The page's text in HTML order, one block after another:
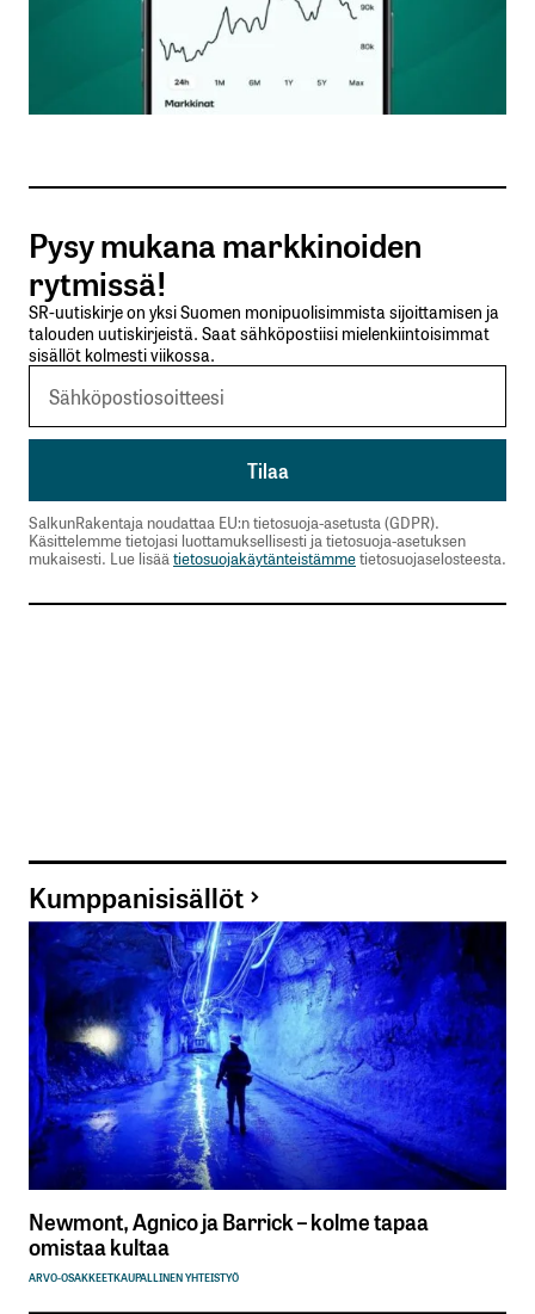
Nimesi tai nimimerkkisi
Sähköpostiosoitteesi
Tilaa SalkunRakentajan uutiskirje
Lähetä kommentti
Pysy mukana markkinoiden
rytmissä!
SR-uutiskirje on yksi Suomen monipuolisimmista sijoittamisen ja
talouden uutiskirjeistä. Saat sähköpostiisi mielenkiintoisimmat
sisällöt kolmesti viikossa.
SalkunRakentaja noudattaa EU:n tietosuoja-asetusta (GDPR).
Käsittelemme tietojasi luottamuksellisesti ja tietosuoja-asetuksen
mukaisesti. Lue lisäätietosuojakäytänteistämmetietosuojaselosteesta.
Kumppanisisällöt
Newmont, Agnico ja Barrick – kolme tapaa
omistaa kultaa
ARVO-OSAKKEETKAUPALLINEN YHTEISTYÖ